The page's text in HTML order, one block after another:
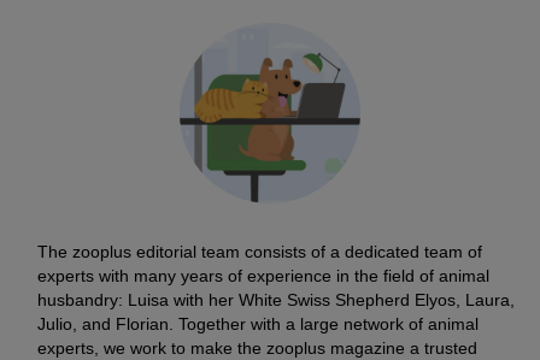
The zooplus editorial team consists of a dedicated team of
experts with many years of experience in the field of animal
husbandry: Luisa with her White Swiss Shepherd Elyos, Laura,
Julio, and Florian. Together with a large network of animal
experts, we work to make the zooplus magazine a trusted